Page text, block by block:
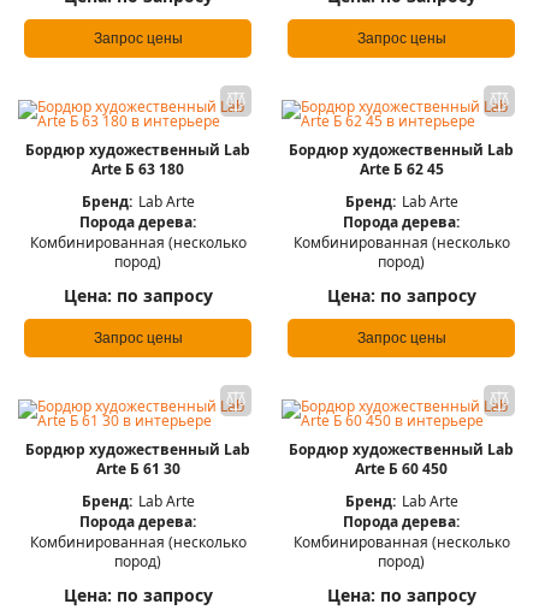
Запрос цены Запрос цены
Бордюр художественный Lab
Arte Б 63 180
Бренд: Lab Arte
Порода дерева:
Комбинированная (несколько
пород)
Цена: по запросу
Запрос цены
Бордюр художественный Lab
Arte Б 62 45
Бренд: Lab Arte
Порода дерева:
Комбинированная (несколько
пород)
Цена: по запросу
Запрос цены
Бордюр художественный Lab
Arte Б 61 30
Бренд: Lab Arte
Порода дерева:
Комбинированная (несколько
пород)
Цена: по запросу
Бордюр художественный Lab
Arte Б 60 450
Бренд: Lab Arte
Порода дерева:
Комбинированная (несколько
пород)
Цена: по запросу